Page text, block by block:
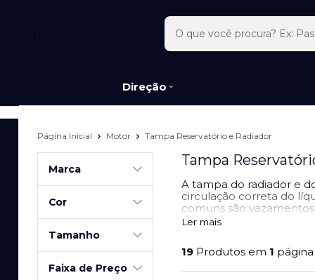
Direção
Página Inicial Motor Tampa Reservatório e Radiador
Marca
Cor
Tamanho
Faixa de Preço
Tampa
A tampa do radiador e
circulação correta do
comuns são
condicionado e
A Malb Parts conta com
Ler mais
19 Produtos em 1 página